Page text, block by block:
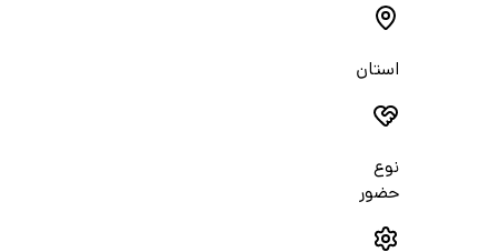
استان
نوع
حضور